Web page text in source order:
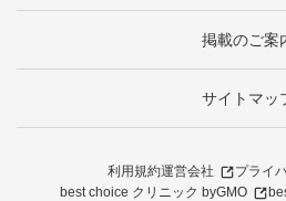
掲載のご案
サイトマッ
利用規約運営会社
プライ
best choice クリニック byGMO